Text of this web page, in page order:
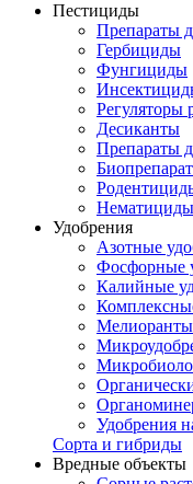
Пестициды
Препараты
Гербициды
Фунгициды
Регуляторы
Десиканты
Препараты
Нематициды
Удобрения
Азотные
Фосфорные
Калийные
Мелиоранты
Удобрения
Сорта и гибриды
Вредные объекты